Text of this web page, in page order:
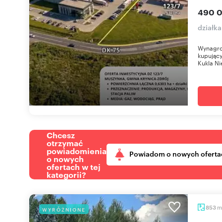
490
Kukla
Chcesz
otrzymać
powiadomienia
o nowych
ofertach w tej
kategorii?
Powiadom o nowych
WYRÓŻNIONE 853 m